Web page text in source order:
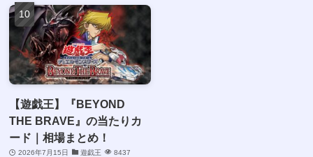
【遊戯王】『BEYOND
THE BRAVE』の当たりカ
ード｜相場まとめ！
2026年7月15日 遊戯王 8437